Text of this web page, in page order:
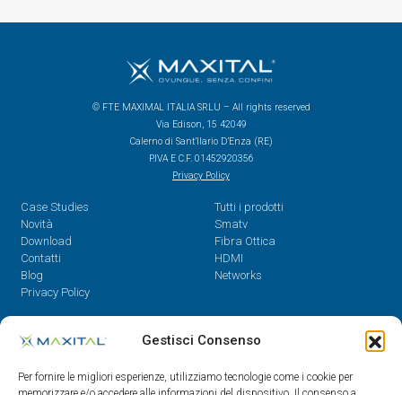
Gestisci Consenso
Per fornire le migliori esperienze, utilizziamo tecnologie come i cookie per
© FTE MAXIMAL ITALIA SRLU – All rights reserved
Via Edison, 15 42049
Calerno di Sant’Ilario D’Enza (RE)
P.IVA E C.F. 01452920356
Privacy Policy
Case Studies
Novità
Download
Contatti
Blog
Privacy Policy
Tutti i prodotti
Smatv
Fibra Ottica
HDMI
Networks
Contatti
08.30 - 12.30 / 14 - 18